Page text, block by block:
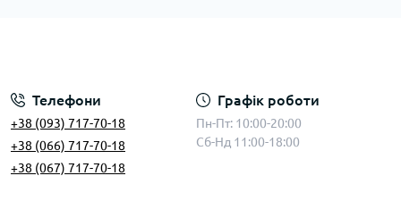
забезпечують легкість при тривалому носінні. Завдяки
гнучким дужкам і м’яким елементам, вони добре
тримаються та не спадають навіть під час активних рухів.
Гнучкість і міцність
Телефони
+38 (093) 717-70-18
+38 (066) 717-70-18
+38 (067) 717-70-18
Графік роботи
Пн-Пт: 10:00-20:00
Сб-Нд 11:00-18:00